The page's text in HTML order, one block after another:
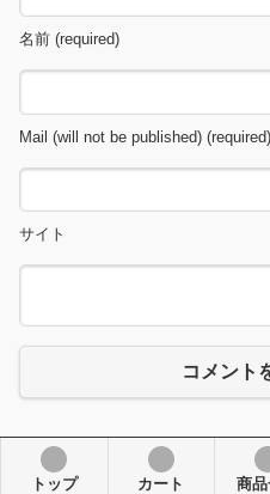
名前 (required)
Mail (will not be published) (required)
サイト
コメント
トップ カート 商